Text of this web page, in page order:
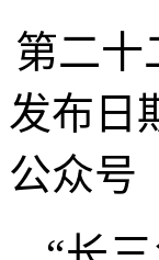
第二十
发布日
公众号